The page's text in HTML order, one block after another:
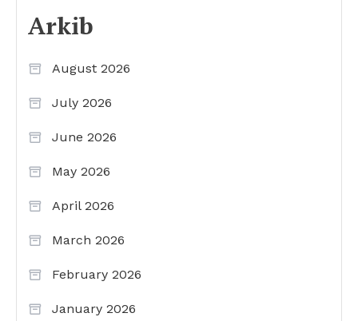
Arkib
August 2026
July 2026
June 2026
May 2026
April 2026
March 2026
February 2026
January 2026